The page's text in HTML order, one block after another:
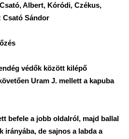
Albert, Kóródi, Czékus,
Csató Sándor
védők között kilépő
Uram J. mellett a kapuba
befele a jobb oldalról, majd ballal
irányába, de sajnos a labda a